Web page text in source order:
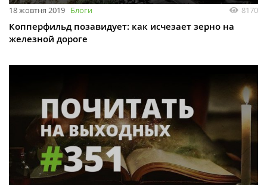
18 жовтня 2019 Блоги 8170
Копперфильд позавидует: как исчезает зерно на
железной дороге